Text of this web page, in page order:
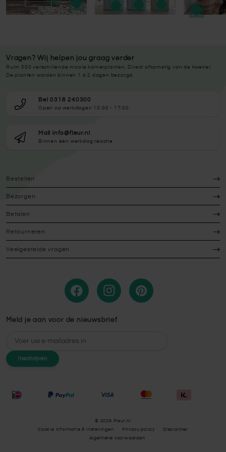
Vragen? Wij helpen jou graag verder
Ruim 500 verschillende mooie kamerplanten. Direct afkomstig van de kweker.
De planten worden binnen 1 à 2 dagen bezorgd.
Bel 0318 240300
Open op werkdagen 10:00 - 17:00
Mail info@fleur.nl
Binnen één werkdag reactie
Bestellen
Bezorgen
Betalen
Retourneren
Veelgestelde vragen
Meld je aan voor de nieuwsbrief
E-mailadres
Inschrijven
© 2026 Fleur.nl
Cookie Informatie & instellingen
Privacy policy
Disclaimer
Algemene voorwaarden